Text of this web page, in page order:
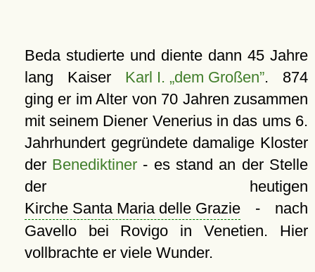
Beda studierte und diente dann 45 Jahre
lang Kaiser Karl I. „dem Großen”. 874
ging er im Alter von 70 Jahren zusammen
mit seinem Diener Venerius in das ums 6.
Jahrhundert gegründete damalige Kloster
der Benediktiner - es stand an der Stelle
der heutigen
Kirche Santa Maria delle Grazie- nach
Gavello bei Rovigo in Venetien. Hier
vollbrachte er viele Wunder.